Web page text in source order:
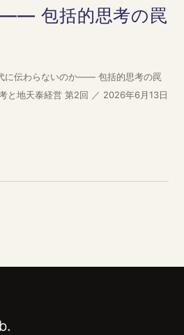
包括的思考の罠
に伝わらないのか―― 包括的思考の罠
と地天泰経営 第2回 ／ 2026年6月13日